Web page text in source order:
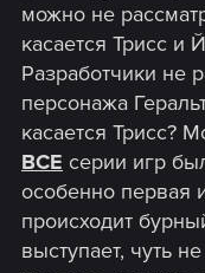
можно не
касается Трисс и
Разработчики не
персонажа
касается Трисс?
ВСЕ серии игр
особенно первая
происходит
выступает, чуть